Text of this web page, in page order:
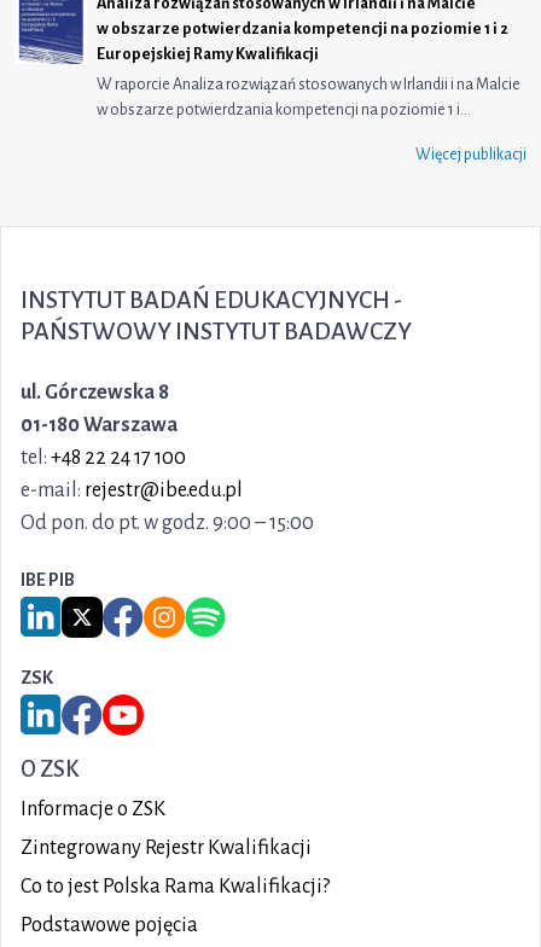
Analiza rozwiązań stosowanych w Irlandii i na Malcie
w obszarze potwierdzania kompetencji na poziomie 1 i 2
Europejskiej Ramy Kwalifikacji
W raporcie Analiza rozwiązań stosowanych w Irlandii i na Malcie
w obszarze potwierdzania kompetencji na poziomie 1 i…
Więcej publikacji
INSTYTUT BADAŃ EDUKACYJNYCH -
PAŃSTWOWY INSTYTUT BADAWCZY
ul. Górczewska 8
01-180 Warszawa
tel: +48 22 24 17 100
e-mail: rejestr@ibe.edu.pl
Od pon. do pt. w godz. 9:00 – 15:00
IBE PIB
Link do serwisu LinkedIn IBE PIB
Link do serwisu X IBE PIB
Link do Facebook IBE PIB
Link do Instagram IBE PIB
Link do Spotify IBE PIB
ZSK
Link do serwisu LinkedIn ZSK
Link do Facebook ZSK
Link do YouTube ZSK
O ZSK
Informacje o ZSK
Zintegrowany Rejestr Kwalifikacji
Co to jest Polska Rama Kwalifikacji?
Podstawowe pojęcia